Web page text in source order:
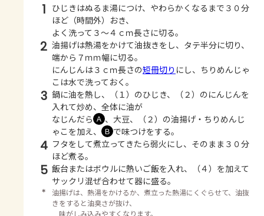
1 ひじきはぬるま湯につけ、やわらかくなるまで３０分
ほど（時間外）おき、
よく洗って３～４ｃｍ長さに切る。
2 油揚げは熱湯をかけて油抜きをし、タテ半分に切り、
端から７ｍｍ幅に切る。
にんじんは３ｃｍ長さの短冊切り にし、ちりめんじゃ
こは水で洗っておく。
3 鍋に油を熱し、（１）のひじき、（２）のにんじんを
入れて炒め、全体に油が
なじんだら Ａ 、大豆、（２）の油揚げ・ちりめんじ
ゃこを加え、
Ｂ で味つけをする。
4 フタをして煮立ってきたら弱火にし、そのまま３０分
ほど煮る。
5 飯台またはボウルに熱いご飯を入れ、（４）を加えて
サックリ混ぜ合わせて器に盛る。
＊
油揚げは、熱湯をかけるか、煮立った熱湯にくぐらせて、油抜
きをすると油臭さが抜け、
味がしみ込みやすくなります。